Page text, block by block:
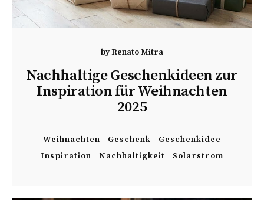
byRenato Mitra
Nachhaltige Geschenkideen zur
Inspiration für Weihnachten
2025
Weihnachten Geschenk
Geschenkidee
Inspiration
Nachhaltigkeit Solarstrom